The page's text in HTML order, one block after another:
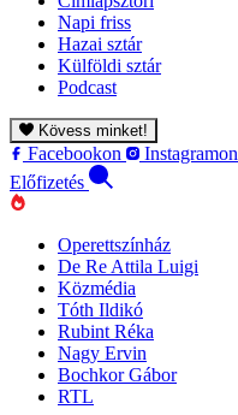
Napi friss
Hazai sztár
Külföldi sztár
Podcast
Kövess minket!
Facebookon Instagramon
Előfizetés
Operettszínház
De Re Attila Luigi
Közmédia
Tóth Ildikó
Rubint Réka
Nagy Ervin
Bochkor Gábor
RTL